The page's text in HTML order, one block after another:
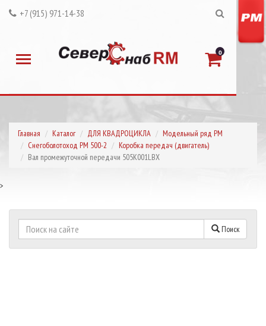
+7 (915) 971-14-38
0
Главная Каталог ДЛЯ КВАДРОЦИКЛА
Модельный ряд РМ
Снегоболотоход РМ 500-2
Коробка передач (двигатель)
Вал промежуточной передачи 505K001LBX
>
Поиск